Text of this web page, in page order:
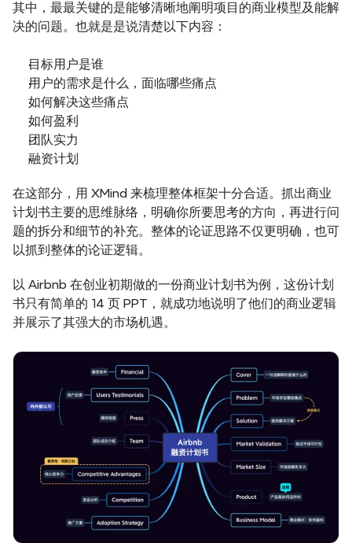
其中，最最关键的是能够清晰地阐明项目的商业模型及能解
决的问题。也就是是说清楚以下内容：
目标用户是谁
用户的需求是什么，面临哪些痛点
如何解决这些痛点
如何盈利
团队实力
融资计划
在这部分，用 XMind 来梳理整体框架十分合适。抓出商业
计划书主要的思维脉络，明确你所要思考的方向，再进行问
题的拆分和细节的补充。整体的论证思路不仅更明确，也可
以抓到整体的论证逻辑。
以 Airbnb 在创业初期做的一份商业计划书为例，这份计划
书只有简单的 14 页 PPT，就成功地说明了他们的商业逻辑
并展示了其强大的市场机遇。